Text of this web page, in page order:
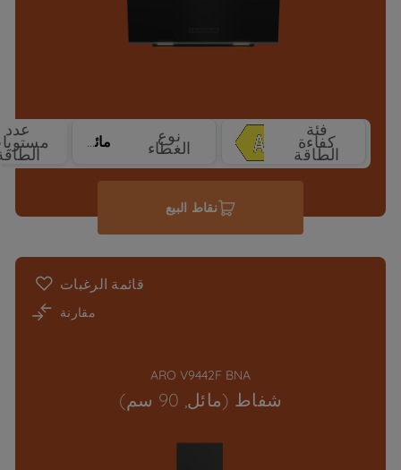
فئة
كفاءة
الطاقة
نوع
الغطاء مائل
عدد
نقاط البيع
قائمة الرغبات
مقارنة
ARO V9442F BNA
شفاط (مائل, 90 سم)